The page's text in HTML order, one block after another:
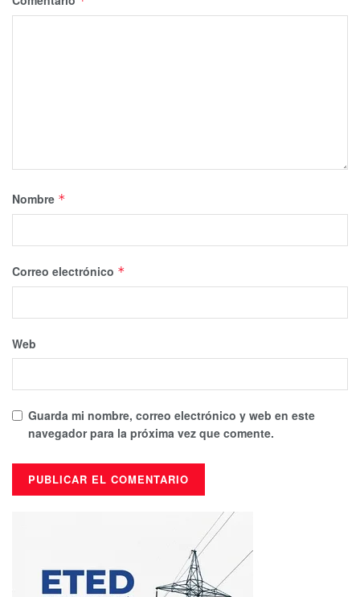
Nombre *
Correo electrónico *
Web
Guarda mi nombre, correo electrónico y web en este
navegador para la próxima vez que comente.